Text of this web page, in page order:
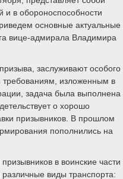
в обороноспособности
основные актуальные
вице-адмирала Владимира
заслуживают особого
изложенным в
задача была выполнена
о хорошо
призывников. В прошлом
пополнились на
в воинские части
виды транспорта: